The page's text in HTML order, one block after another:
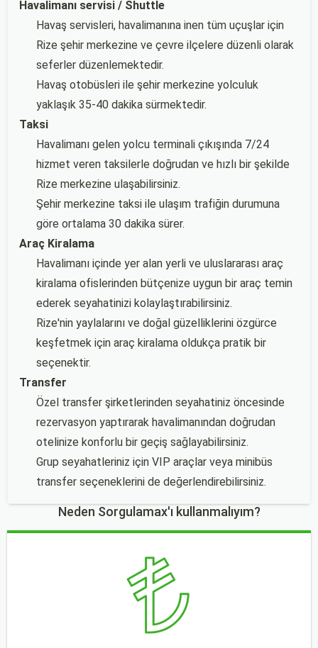
Havalimanı servisi / Shuttle
Havaş servisleri, havalimanına inen tüm uçuşlar için
Rize şehir merkezine ve çevre ilçelere düzenli olarak
seferler düzenlemektedir.
Havaş otobüsleri ile şehir merkezine yolculuk
yaklaşık 35-40 dakika sürmektedir.
Taksi
Havalimanı gelen yolcu terminali çıkışında 7/24
hizmet veren taksilerle doğrudan ve hızlı bir şekilde
Rize merkezine ulaşabilirsiniz.
Şehir merkezine taksi ile ulaşım trafiğin durumuna
göre ortalama 30 dakika sürer.
Araç Kiralama
Havalimanı içinde yer alan yerli ve uluslararası araç
kiralama ofislerinden bütçenize uygun bir araç temin
ederek seyahatinizi kolaylaştırabilirsiniz.
Rize'nin yaylalarını ve doğal güzelliklerini özgürce
keşfetmek için araç kiralama oldukça pratik bir
seçenektir.
Transfer
Özel transfer şirketlerinden seyahatiniz öncesinde
rezervasyon yaptırarak havalimanından doğrudan
otelinize konforlu bir geçiş sağlayabilirsiniz.
Grup seyahatleriniz için VIP araçlar veya minibüs
transfer seçeneklerini de değerlendirebilirsiniz.
Neden Sorgulamax'ı kullanmalıyım?